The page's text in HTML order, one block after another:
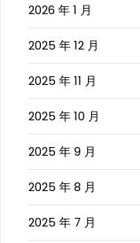
2026 年 1 月
2025 年 12 月
2025 年 11 月
2025 年 10 月
2025 年 9 月
2025 年 8 月
2025 年 7 月